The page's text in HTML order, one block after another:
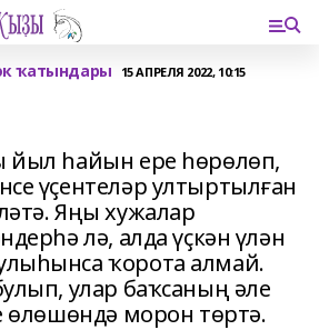
ҡатындары 15 АПРЕЛЯ 2022, 10:15
йыл һайын ере һөрөлөп,
үҫентеләр ултыртылған
Яңы хужалар
лә, алда үҫкән үлән
ҡорота алмай.
улар баҡсаның әле
өлөшөндә морон төртә.